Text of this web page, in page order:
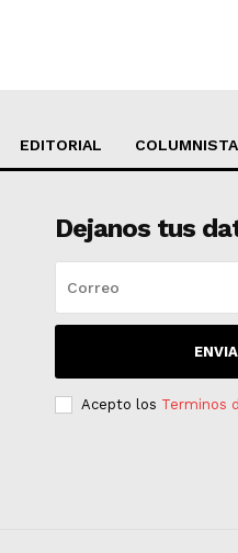
EDITORIAL
Dejanos tus
Acepto los Terminos